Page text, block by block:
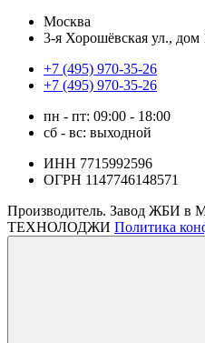
Москва
3-я Хорошёвская ул., дом
+7 (495) 970-35-26
+7 (495) 970-35-26
пн - пт: 09:00 - 18:00
сб - вс: выходной
ИНН 7715992596
ОГРН 1147746148571
Производитель. Завод ЖБИ в
ТЕХНОЛОДЖИ Политика